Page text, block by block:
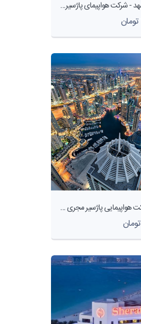
تور دبی از مشهد - شرکت هواپیمای پاژسیر مجری تورهای اقساطی از مشهد
تور دبی - شرکت هواپیمایی پاژسیر مجری تورهای اقساطی از مشهد